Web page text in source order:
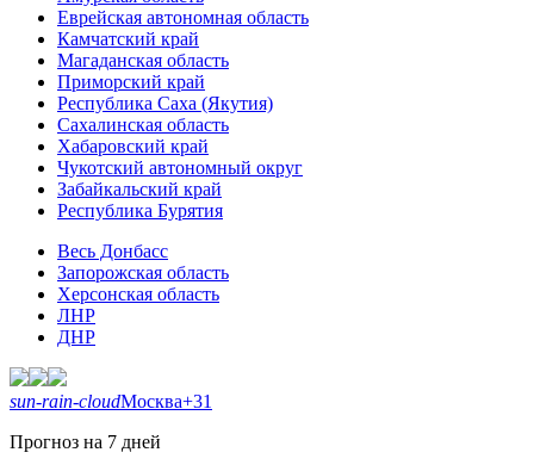
Еврейская автономная область
Камчатский край
Магаданская область
Приморский край
Республика Саха (Якутия)
Сахалинская область
Хабаровский край
Чукотский автономный округ
Забайкальский край
Республика Бурятия
Весь Донбасс
Запорожская область
Херсонская область
ЛНР
ДНР
sun-rain-cloudМосква+31
Прогноз на 7 дней